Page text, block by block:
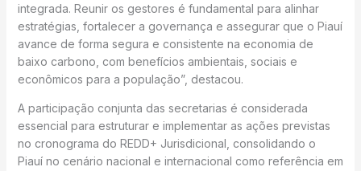
integrada. Reunir os gestores é fundamental para alinhar
estratégias, fortalecer a governança e assegurar que o Piauí
avance de forma segura e consistente na economia de
baixo carbono, com benefícios ambientais, sociais e
econômicos para a população”, destacou.
A participação conjunta das secretarias é considerada
essencial para estruturar e implementar as ações previstas
no cronograma do REDD+ Jurisdicional, consolidando o
Piauí no cenário nacional e internacional como referência em